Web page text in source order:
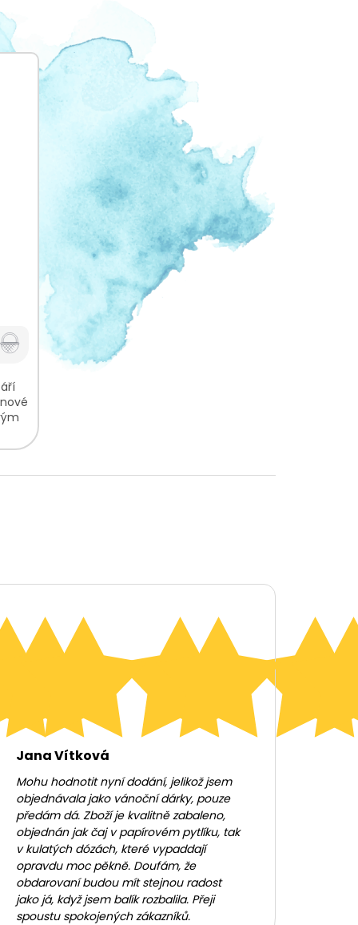
Jana Vítková
Mohu hodnotit nyní dodání, jelikož jsem
objednávala jako vánoční dárky, pouze
předám dá. Zboží je kvalitně zabaleno,
objednán jak čaj v papírovém pytlíku, tak
v kulatých dózách, které vypaddají
opravdu moc pěkně. Doufám, že
obdarovaní budou mít stejnou radost
jako já, když jsem balík rozbalila. Přeji
spoustu spokojených zákazníků.